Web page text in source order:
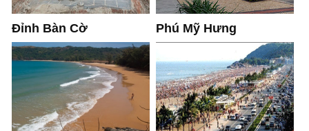
Đỉnh Bàn Cờ Phú Mỹ Hưng